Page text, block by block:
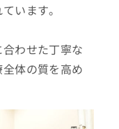
います。
わせた丁寧な
体の質を高め